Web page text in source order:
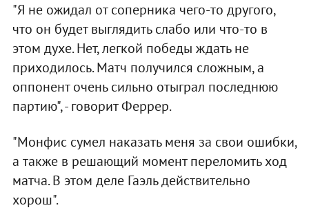
"Я не ожидал от соперника чего-то другого,
что он будет выглядить слабо или что-то в
этом духе. Нет, легкой победы ждать не
приходилось. Матч получился сложным, а
оппонент очень сильно отыграл последнюю
партию", - говорит Феррер.
"Монфис сумел наказать меня за свои ошибки,
а также в решающий момент переломить ход
матча. В этом деле Гаэль действительно
хорош".